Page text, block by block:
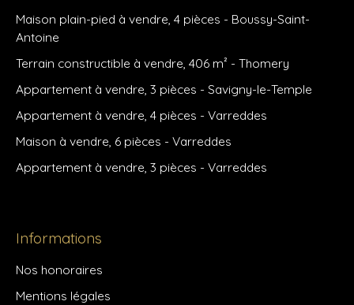
Maison plain-pied à vendre, 4 pièces - Boussy-Saint-
Antoine
Terrain constructible à vendre, 406 m² - Thomery
Appartement à vendre, 3 pièces - Savigny-le-Temple
Appartement à vendre, 4 pièces - Varreddes
Maison à vendre, 6 pièces - Varreddes
Appartement à vendre, 3 pièces - Varreddes
Informations
Nos honoraires
Mentions légales